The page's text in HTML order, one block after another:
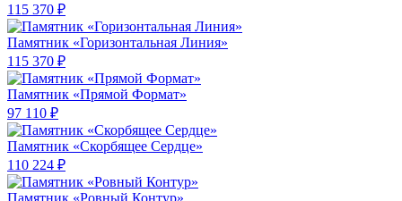
115 370 ₽
Памятник «Горизонтальная Линия»
115 370 ₽
Памятник «Прямой Формат»
97 110 ₽
Памятник «Скорбящее Сердце»
110 224 ₽